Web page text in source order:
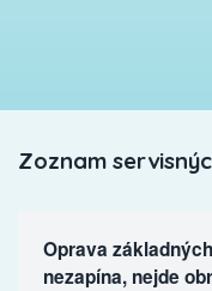
Zoznam
Oprava
nezapína, nejde